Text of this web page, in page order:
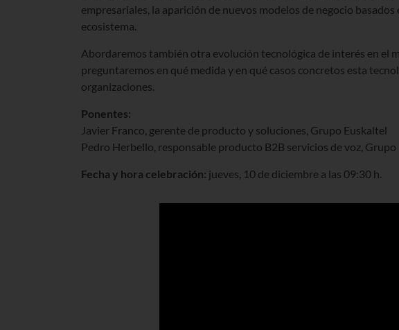
empresariales, la aparición de nuevos modelos de negocio
ecosistema.
Abordaremos también otra evolución tecnológica de interés en el
preguntaremos en qué medida y en qué casos concretos esta
organizaciones.
Ponentes:
Javier Franco, gerente de producto y soluciones, Grupo Euskaltel
Pedro Herbello, responsable producto B2B servicios de voz, Grupo
Fecha y hora celebración: jueves, 10 de diciembre a las 09:30 h.